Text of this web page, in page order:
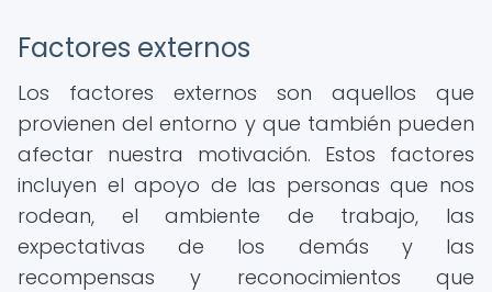
Factores externos
Los factores externos son aquellos que
provienen del entorno y que también pueden
afectar nuestra motivación. Estos factores
incluyen el apoyo de las personas que nos
rodean, el ambiente de trabajo, las
expectativas de los demás y las
recompensas y reconocimientos que